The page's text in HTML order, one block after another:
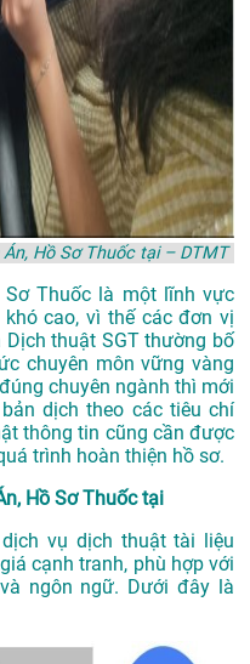
Hồ Sơ Thuốc tại – DTMT
Sơ Thuốc là một lĩnh vực
cao, vì thế các đơn vị
Dịch thuật SGTthường bố
chuyên môn vững vàng
chuyên ngành thì mới
dịch theo các tiêu chí
thông tin cũng cần được
trình hoàn thiện hồ sơ.
Hồ Sơ Thuốc tại
vụ dịch thuật tài liệu
cạnh tranh, phù hợp với
ngôn ngữ. Dưới đây là